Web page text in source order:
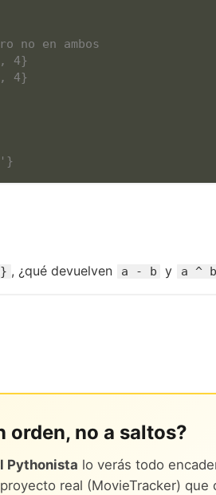
no en ambos
4}
4}
, ¿qué devuelven a - b y a ^ b
orden, no a saltos?
Pythonista lo verás todo
real (MovieTracker) que